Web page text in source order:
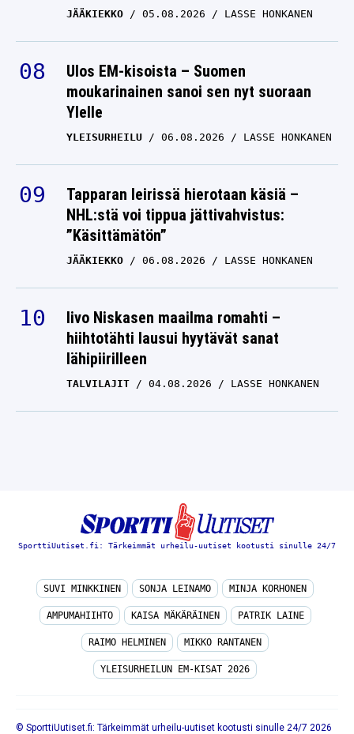
JÄÄKIEKKO 05.08.2026 LASSE HONKANEN
Ulos EM-kisoista – Suomen
moukarinainen sanoi sen nyt suoraan
Ylelle
YLEISURHEILU 06.08.2026 LASSE HONKANEN
Tapparan leirissä hierotaan käsiä –
NHL:stä voi tippua jättivahvistus:
”Käsittämätön”
JÄÄKIEKKO 06.08.2026 LASSE HONKANEN
Iivo Niskasen maailma romahti –
hiihtotähti lausui hyytävät sanat
lähipiirilleen
TALVILAJIT 04.08.2026 LASSE HONKANEN
SporttiUutiset.fi: Tärkeimmät urheilu-uutiset kootusti sinulle 24/7
SUVI MINKKINEN SONJA LEINAMO MINJA KORHONEN
AMPUMAHIIHTO KAISA MÄKÄRÄINEN PATRIK LAINE
RAIMO HELMINEN MIKKO RANTANEN
YLEISURHEILUN EM-KISAT 2026
© SporttiUutiset.fi: Tärkeimmät urheilu-uutiset kootusti sinulle 24/7 2026